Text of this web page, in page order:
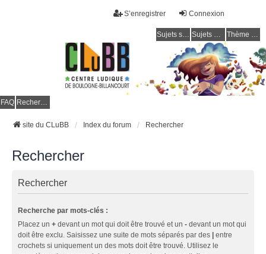
Connexion
S’enregistrer
Sujets sans réponse Sujets actifs Thème clair / foncé
FAQ Rechercher
site du CLuBB Index du forum Rechercher
Rechercher
Rechercher
Recherche par mots-clés :
Placez un + devant un mot qui doit être trouvé et un - devant un mot qui
doit être exclu. Saisissez une suite de mots séparés par des | entre
crochets si uniquement un des mots doit être trouvé. Utilisez le